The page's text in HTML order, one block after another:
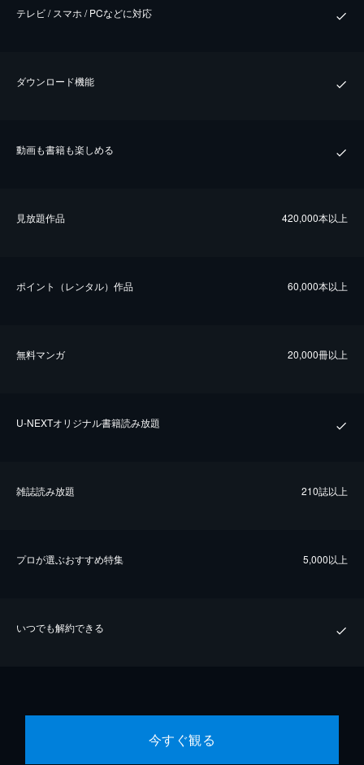
テレビ / スマホ / PCなどに対応
ダウンロード機能
動画も書籍も楽しめる
⾒放題作品 420,000本以上
ポイント（レンタル）作品 60,000本以上
無料マンガ 20,000冊以上
U-NEXTオリジナル書籍読み放題
雑誌読み放題 210誌以上
プロが選ぶおすすめ特集 5,000以上
いつでも解約できる
今すぐ観る